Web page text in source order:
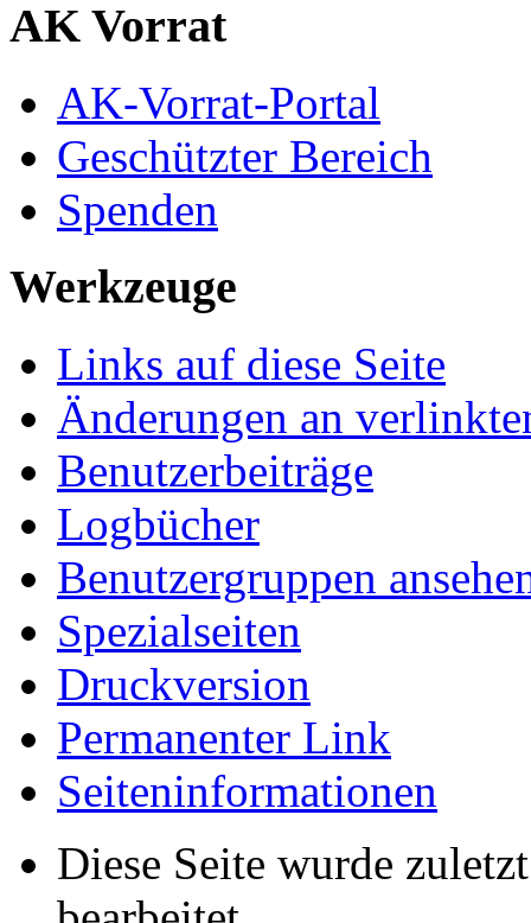
AK Vorrat
AK-Vorrat-Portal
Geschützter Bereich
Spenden
Werkzeuge
Links auf diese Seite
Änderungen an
Benutzerbeiträge
Logbücher
Benutzergruppen
Spezialseiten
Druckversion
Permanenter Link
Seiten­­informationen
Diese Seite wurde